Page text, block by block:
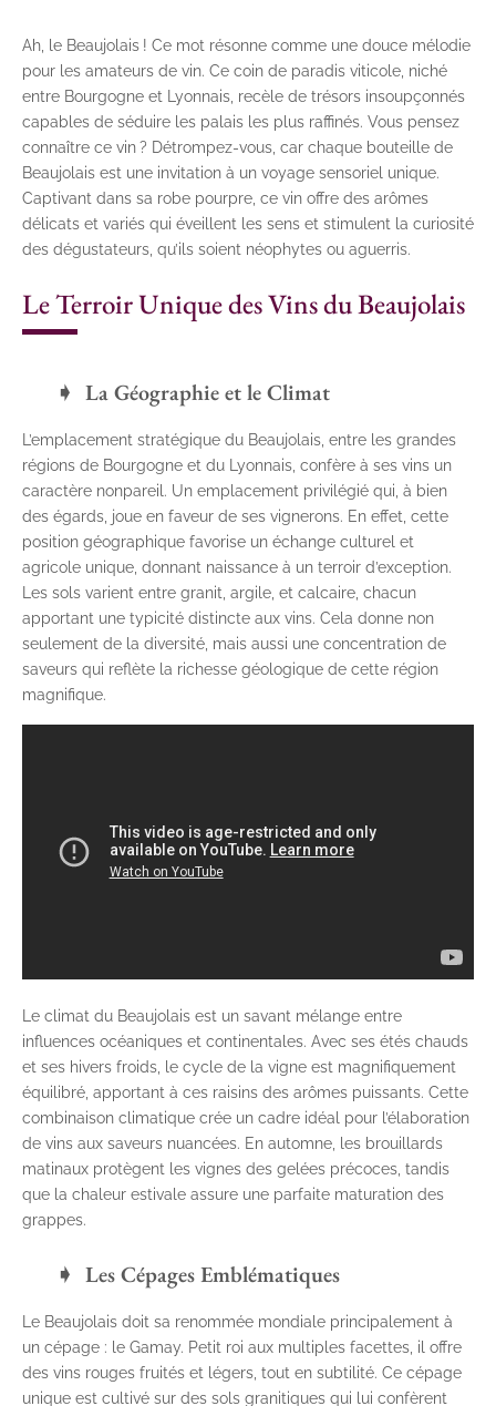
Ah, le Beaujolais ! Ce mot résonne comme une douce mélodie
pour les amateurs de vin. Ce coin de paradis viticole, niché
entre Bourgogne et Lyonnais, recèle de trésors insoupçonnés
capables de séduire les palais les plus raffinés. Vous pensez
connaître ce vin ? Détrompez-vous, car chaque bouteille de
Beaujolais est une invitation à un voyage sensoriel unique.
Captivant dans sa robe pourpre, ce vin offre des arômes
délicats et variés qui éveillent les sens et stimulent la curiosité
des dégustateurs, qu’ils soient néophytes ou aguerris.
Le Terroir Unique des Vins du Beaujolais
La Géographie et le Climat
L’emplacement stratégique du Beaujolais, entre les grandes
régions de Bourgogne et du Lyonnais, confère à ses vins un
caractère nonpareil. Un emplacement privilégié qui, à bien
des égards, joue en faveur de ses vignerons. En effet, cette
position géographique favorise un échange culturel et
agricole unique, donnant naissance à un terroir d’exception.
Les sols varient entre granit, argile, et calcaire, chacun
apportant une typicité distincte aux vins. Cela donne non
seulement de la diversité, mais aussi une concentration de
saveurs qui reflète la richesse géologique de cette région
magnifique.
Le climat du Beaujolais est un savant mélange entre
influences océaniques et continentales. Avec ses étés chauds
et ses hivers froids, le cycle de la vigne est magnifiquement
équilibré, apportant à ces raisins des arômes puissants. Cette
combinaison climatique crée un cadre idéal pour l’élaboration
de vins aux saveurs nuancées. En automne, les brouillards
matinaux protègent les vignes des gelées précoces, tandis
que la chaleur estivale assure une parfaite maturation des
grappes.
Les Cépages Emblématiques
Le Beaujolais doit sa renommée mondiale principalement à
un cépage : le Gamay. Petit roi aux multiples facettes, il offre
des vins rouges fruités et légers, tout en subtilité. Ce cépage
unique est cultivé sur des sols granitiques qui lui confèrent